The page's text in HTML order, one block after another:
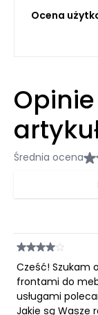
Ocena
Średnia ocena
Cześć! Szukam
frontami do
usługami
Jakie są Wasze